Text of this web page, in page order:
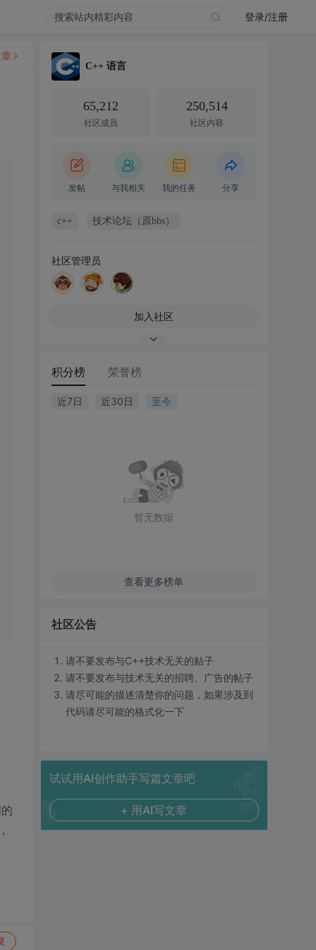
登录/注册
C++ 语言
65,212
社区成员
250,514
社区内容
发帖 与我相关 我的任务 分享
c++ 技术论坛（原bbs）
社区管理员
加入社区
积分榜 荣誉榜
近7日 近30日 至今
暂无数据
查看更多榜单
社区公告
请不要发布与C++技术无关的贴子
请不要发布与技术无关的招聘、广告的帖子
请尽可能的描述清楚你的问题，如果涉及到
代码请尽可能的格式化一下
试试用AI创作助手写篇文章吧
+ 用AI写文章